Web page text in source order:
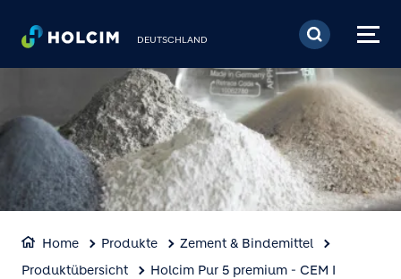
Direkt zum Inhalt
DEUTSCHLAND
Home Produkte
Zement & Bindemittel
Produktübersicht
Holcim Pur 5 premium - CEM I